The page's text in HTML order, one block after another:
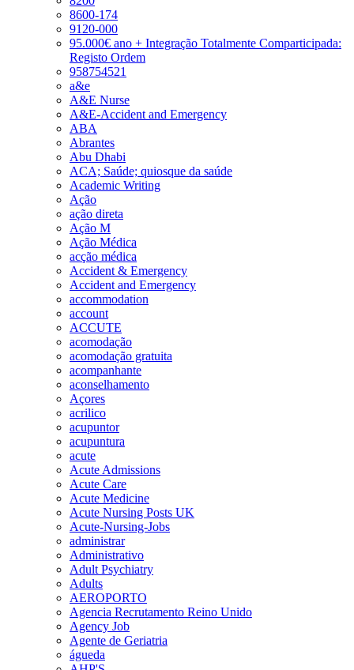
8600-174
9120-000
95.000€ ano + Integração Totalmente Comparticipada:
Registo Ordem
958754521
a&e
A&E Nurse
A&E-Accident and Emergency
ABA
Abrantes
Abu Dhabi
ACA; Saúde; quiosque da saúde
Academic Writing
Ação
ação direta
Ação M
Ação Médica
acção médica
Accident & Emergency
Accident and Emergency
accommodation
account
ACCUTE
acomodação
acomodação gratuita
acompanhante
aconselhamento
Açores
acrilico
acupuntor
acupuntura
acute
Acute Admissions
Acute Care
Acute Medicine
Acute Nursing Posts UK
Acute-Nursing-Jobs
administrar
Administrativo
Adult Psychiatry
Adults
AEROPORTO
Agencia Recrutamento Reino Unido
Agency Job
Agente de Geriatria
águeda